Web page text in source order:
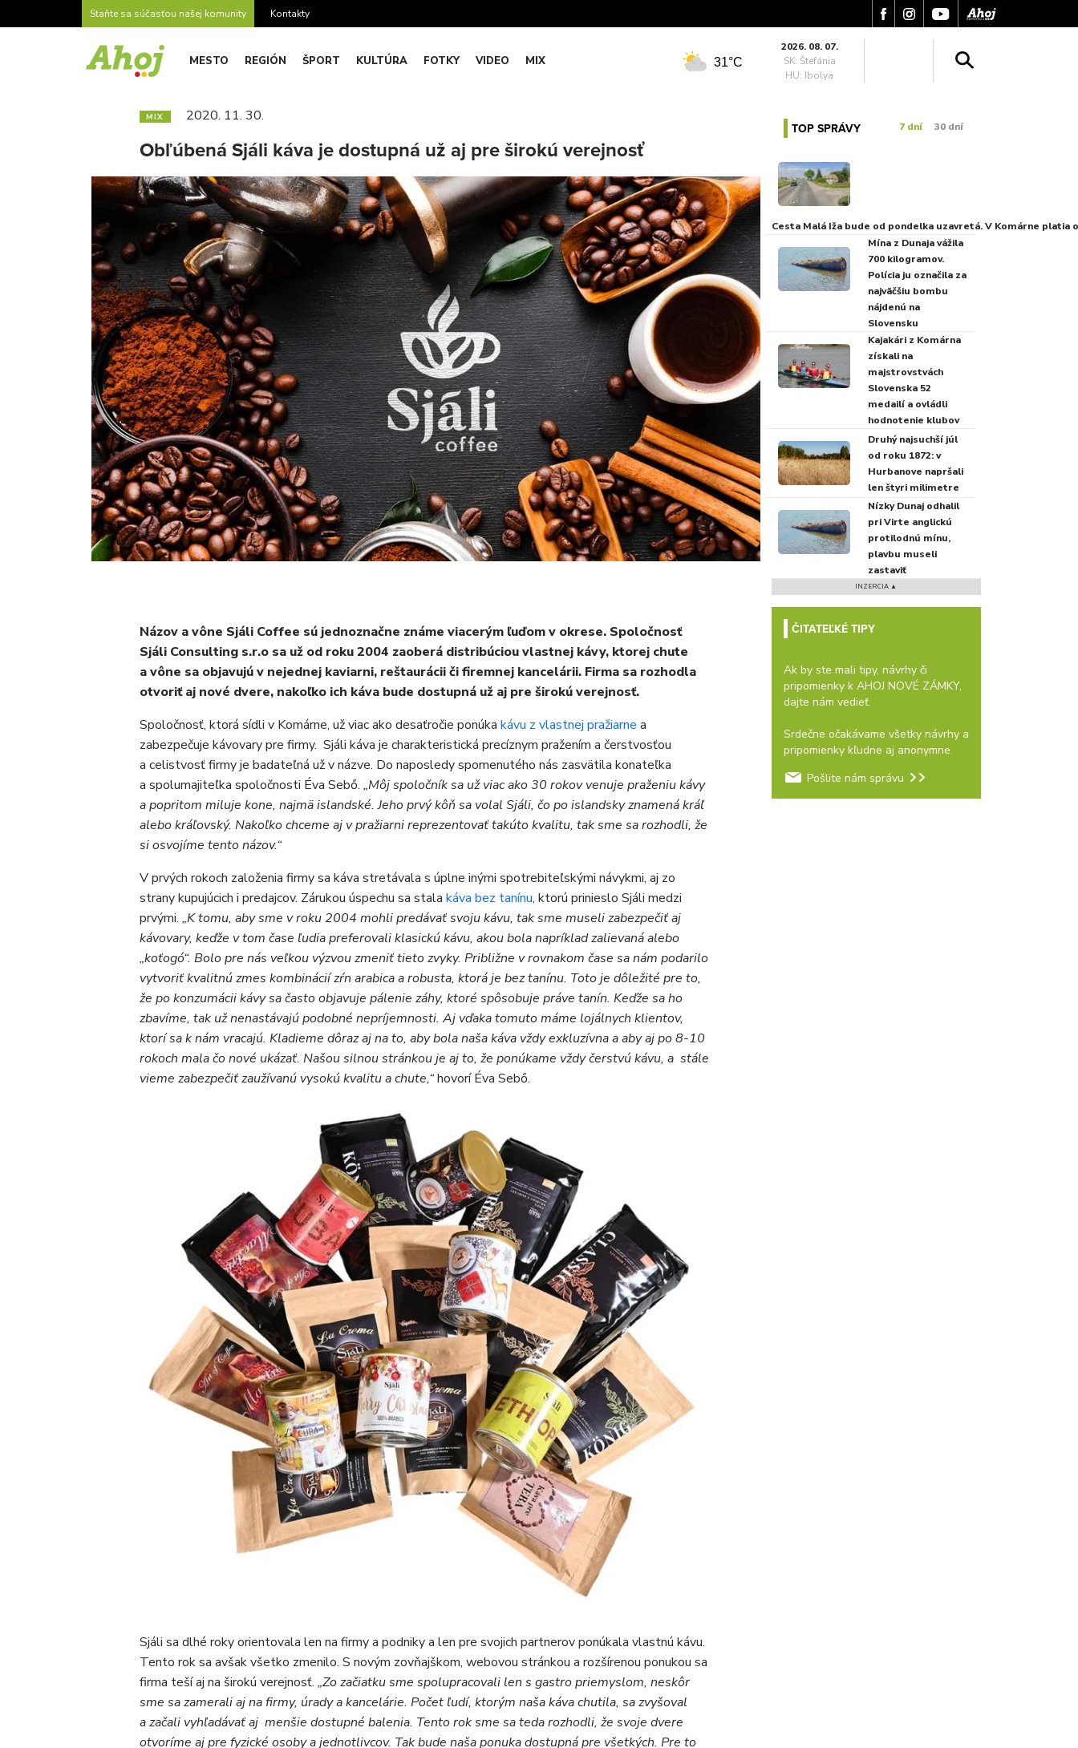
Staňte sa súčasťou našej komunity Kontakty
MESTO REGIÓN ŠPORT KULTÚRA FOTKY VIDEO MIX 31°C
2026. 08. 07.
SK: Štefánia
HU: Ibolya
MIX 2020. 11. 30.
Obľúbená Sjáli káva je dostupná už aj pre širokú verejnosť
Názov a vône Sjáli Coffee sú jednoznačne známe viacerým ľuďom v okrese. Spoločnosť
Sjáli Consulting s.r.o sa už od roku 2004 zaoberá distribúciou vlastnej kávy, ktorej chute
a vône sa objavujú v nejednej kaviarni, reštaurácii či firemnej kancelárii. Firma sa rozhodla
otvoriť aj nové dvere, nakoľko ich káva bude dostupná už aj pre širokú verejnosť.
Spoločnosť, ktorá sídli v Komárne, už viac ako desaťročie ponúka kávu z vlastnej pražiarne a
zabezpečuje kávovary pre firmy. Sjáli káva je charakteristická precíznym pražením a čerstvosťou
a celistvosť firmy je badateľná už v názve. Do naposledy spomenutého nás zasvätila konateľka
a spolumajiteľka spoločnosti Éva Sebő. „Môj spoločník sa už viac ako 30 rokov venuje praženiu kávy
a popritom miluje kone, najmä islandské. Jeho prvý kôň sa volal Sjáli, čo po islandsky znamená kráľ
alebo kráľovský. Nakoľko chceme aj v pražiarni reprezentovať takúto kvalitu, tak sme sa rozhodli, že
si osvojíme tento názov.“
V prvých rokoch založenia firmy sa káva stretávala s úplne inými spotrebiteľskými návykmi, aj zo
strany kupujúcich i predajcov. Zárukou úspechu sa stala káva bez tanínu, ktorú prinieslo Sjáli medzi
prvými. „K tomu, aby sme v roku 2004 mohli predávať svoju kávu, tak sme museli zabezpečiť aj
kávovary, keďže v tom čase ľudia preferovali klasickú kávu, akou bola napríklad zalievaná alebo
„koťogó“. Bolo pre nás veľkou výzvou zmeniť tieto zvyky. Približne v rovnakom čase sa nám podarilo
vytvoriť kvalitnú zmes kombinácií zŕn arabica a robusta, ktorá je bez tanínu. Toto je dôležité pre to,
že po konzumácii kávy sa často objavuje pálenie záhy, ktoré spôsobuje práve tanín. Keďže sa ho
zbavíme, tak už nenastávajú podobné nepríjemnosti. Aj vďaka tomuto máme lojálnych klientov,
ktorí sa k nám vracajú. Kladieme dôraz aj na to, aby bola naša káva vždy exkluzívna a aby aj po 8-10
rokoch mala čo nové ukázať. Našou silnou stránkou je aj to, že ponúkame vždy čerstvú kávu, a stále
vieme zabezpečiť zaužívanú vysokú kvalitu a chute,“hovorí Éva Sebő.
Sjáli sa dlhé roky orientovala len na firmy a podniky a len pre svojich partnerov ponúkala vlastnú kávu.
Tento rok sa avšak všetko zmenilo. S novým zovňajškom, webovou stránkou a rozšírenou ponukou sa
firma teší aj na širokú verejnosť. „Zo začiatku sme spolupracovali len s gastro priemyslom, neskôr
sme sa zamerali aj na firmy, úrady a kancelárie. Počet ľudí, ktorým naša káva chutila, sa zvyšoval
a začali vyhľadávať aj menšie dostupné balenia. Tento rok sme sa teda rozhodli, že svoje dvere
otvoríme aj pre fyzické osoby a jednotlivcov. Tak bude naša ponuka dostupná pre všetkých. Pre to
TOP SPRÁVY 7 dní 30 dní
Cesta Malá Iža bude od pondelka uzavretá. V Komárne platia
Mína z Dunaja vážila
700 kilogramov.
Polícia ju označila za
najväčšiu bombu
nájdenú na
Slovensku
Kajakári z Komárna
získali na
majstrovstvách
Slovenska 52
medailí a ovládli
hodnotenie klubov
Druhý najsuchší júl
od roku 1872: v
Hurbanove napršali
len štyri milimetre
Nízky Dunaj odhalil
pri Virte anglickú
protilodnú mínu,
plavbu museli
zastaviť
INZERCIA ▲
ČITATEĽKÉ TIPY
Ak by ste mali tipy, návrhy či
pripomienky k AHOJ NOVÉ ZÁMKY,
dajte nám vedieť.
Srdečne očakávame všetky návrhy a
pripomienky kľudne aj anonymne.
Pošlite nám správu